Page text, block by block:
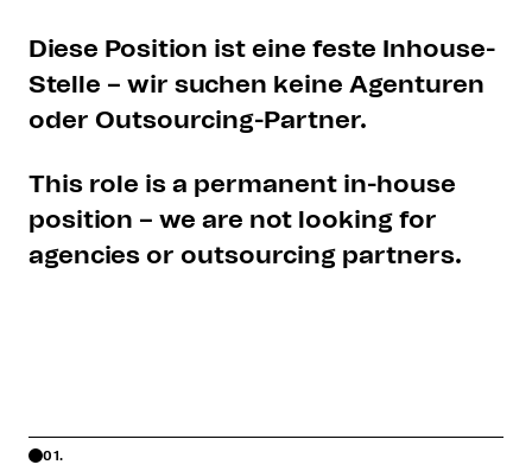
Diese Position ist eine feste Inhouse-
Stelle – wir suchen keine Agenturen
oder Outsourcing-Partner.
This role is a permanent in-house
position – we are not looking for
agencies or outsourcing partners.
01.